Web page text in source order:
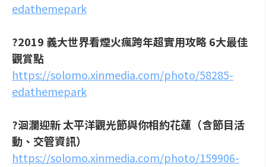
edathemepark
?2019 義大世界看煙火瘋跨年超實用攻略 6大最佳
觀賞點
https://solomo.xinmedia.com/photo/58285-
edathemepark
?洄瀾迎新 太平洋觀光節與你相約花蓮（含節目活
動、交管資訊）
https://solomo.xinmedia.com/photo/159906-